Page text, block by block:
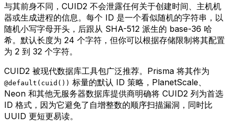
与其前身不同，CUID2 不会泄露任何关于创建时间、主机机
器或生成进程的信息。每个 ID 是一个看似随机的字符串，以
随机小写字母开头，后跟从 SHA-512 派生的 base-36 哈
希。默认长度为 24 个字符，但你可以根据存储限制将其配置
为 2 到 32 个字符。
CUID2 被现代数据库工具包广泛推荐。Prisma 将其作为
@default(cuid()) 标量的默认 ID 策略，PlanetScale、
Neon 和其他无服务器数据库提供商明确将 CUID2 列为首选
ID 格式，因为它避免了自增整数的顺序扫描漏洞，同时比
UUID 更短更易读。